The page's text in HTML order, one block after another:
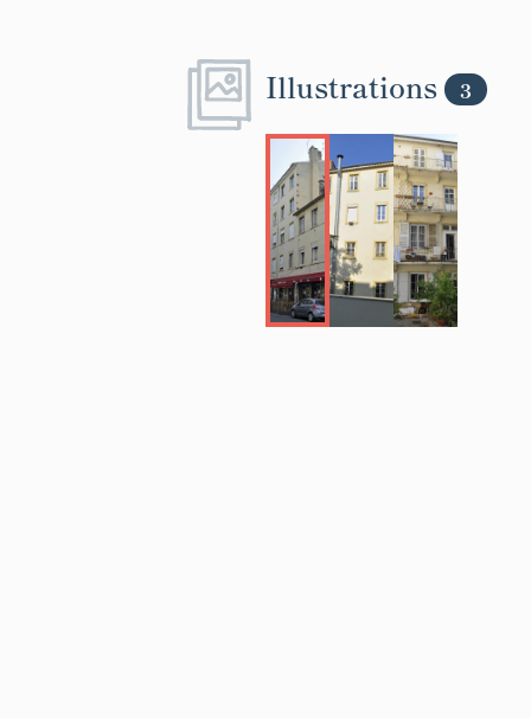
Illustrations 3